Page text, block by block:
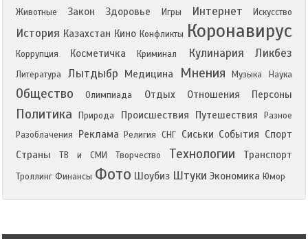
Животные
Закон Здоровье Игры Интернет Искусство
История Казахстан Кино Конфликты Коронавирус
Коррупция Косметичка Криминал Кулинария Ликбез
Литература Лытдыбр Медицина Мнения Музыка Наука
Общество Олимпиада Отдых Отношения Персоны
Политика Природа Происшествия Путешествия
Разное
Разоблачения
Реклама Религия СНГ Сиськи События Спорт
Страны
ТВ и СМИ Творчество Технологии Транспорт
Троллинг Финансы Фото Шоубиз Штуки Экономика Юмор